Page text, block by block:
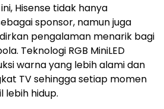
Hisense tidak hanya
sponsor, namun juga
pengalaman menarik bagi
Teknologi RGB MiniLED
warna yang lebih alami dan
TV sehingga setiap momen
hidup.